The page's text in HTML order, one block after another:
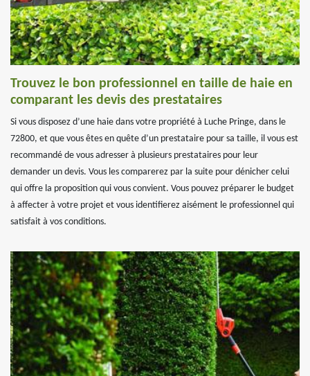
Trouvez le bon professionnel en taille de haie en
comparant les devis des prestataires
Si vous disposez d’une haie dans votre propriété à Luche Pringe, dans le
72800, et que vous êtes en quête d’un prestataire pour sa taille, il vous est
recommandé de vous adresser à plusieurs prestataires pour leur
demander un devis. Vous les comparerez par la suite pour dénicher celui
qui offre la proposition qui vous convient. Vous pouvez préparer le budget
à affecter à votre projet et vous identifierez aisément le professionnel qui
satisfait à vos conditions.